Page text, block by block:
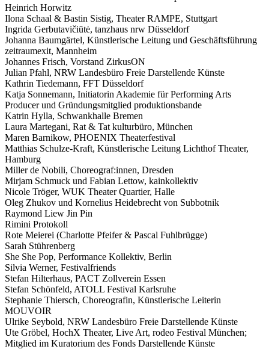
Heinrich Horwitz
Ilona Schaal & Bastin Sistig, Theater RAMPE, Stuttgart
Ingrida Gerbutavičiūtė, tanzhaus nrw Düsseldorf
Johanna Baumgärtel, Künstlerische Leitung und Geschäftsführung
zeitraumexit, Mannheim
Johannes Frisch, Vorstand ZirkusON
Julian Pfahl, NRW Landesbüro Freie Darstellende Künste
Kathrin Tiedemann, FFT Düsseldorf
Katja Sonnemann, Initiatorin Akademie für Performing Arts
Producer und Gründungsmitglied produktionsbande
Katrin Hylla, Schwankhalle Bremen
Laura Martegani, Rat & Tat kulturbüro, München
Maren Barnikow, PHOENIX Theaterfestival
Matthias Schulze-Kraft, Künstlerische Leitung Lichthof Theater,
Hamburg
Miller de Nobili, Choreograf:innen, Dresden
Mirjam Schmuck und Fabian Lettow, kainkollektiv
Nicole Tröger, WUK Theater Quartier, Halle
Oleg Zhukov und Kornelius Heidebrecht von Subbotnik
Raymond Liew Jin Pin
Rimini Protokoll
Rote Meierei (Charlotte Pfeifer & Pascal Fuhlbrügge)
Sarah Stührenberg
She She Pop, Performance Kollektiv, Berlin
Silvia Werner, Festivalfriends
Stefan Hilterhaus, PACT Zollverein Essen
Stefan Schönfeld, ATOLL Festival Karlsruhe
Stephanie Thiersch, Choreografin, Künstlerische Leiterin
MOUVOIR
Ulrike Seybold, NRW Landesbüro Freie Darstellende Künste
Ute Gröbel, HochX Theater, Live Art, rodeo Festival München;
Mitglied im Kuratorium des Fonds Darstellende Künste